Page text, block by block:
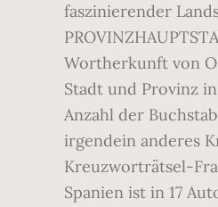
faszinierender
Wortherkunft von
Stadt und Provinz
Anzahl der
irgendein anderes
Kreuzworträtsel-
Spanien ist in 17